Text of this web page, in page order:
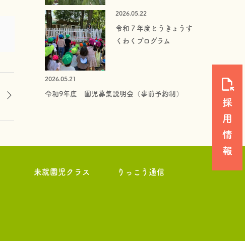
2026.05.22
令和７年度とうきょうす
くわくプログラム
2026.05.21
令和9年度 園児募集説明会（事前予約制）
未就園児クラス りっこう通信